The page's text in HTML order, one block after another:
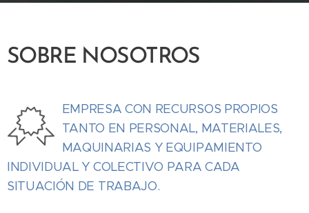
SOBRE NOSOTROS
EMPRESA CON RECURSOS PROPIOS
TANTO EN PERSONAL, MATERIALES,
MAQUINARIAS Y EQUIPAMIENTO
INDIVIDUAL Y COLECTIVO PARA CADA
SITUACIÓN DE TRABAJO.